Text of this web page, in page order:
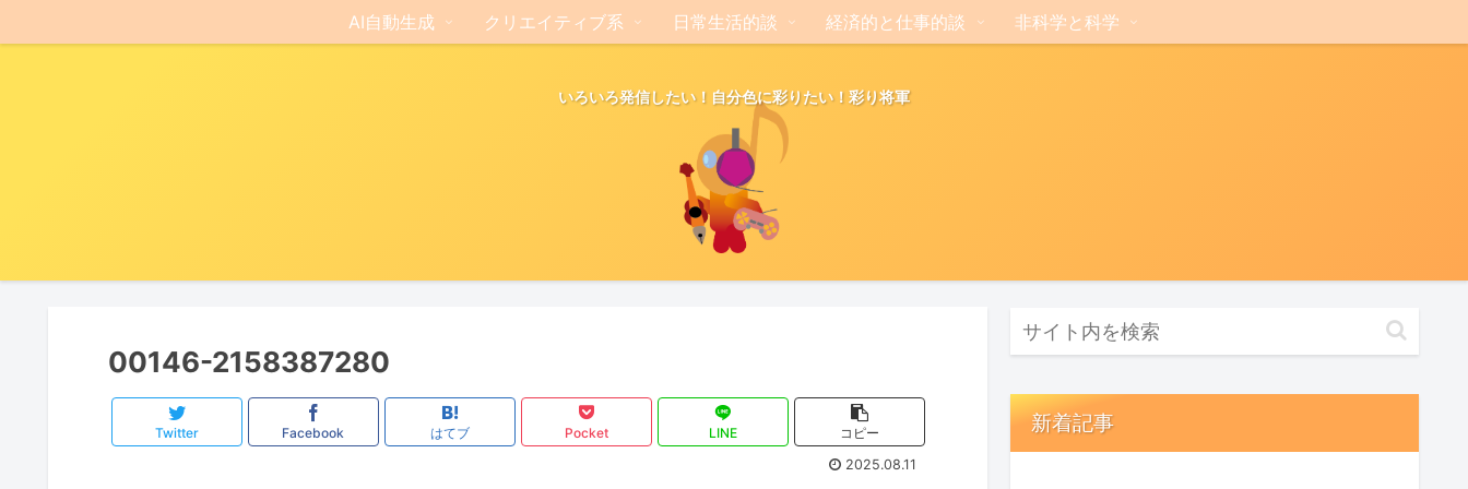
いろいろ発信したい！自分色に彩りたい！彩り将軍
AI自動生成 クリエイティブ系 日常生活的談 経済的と仕事的談 非科学と科学
00146-2158387280
Twitter Facebook はてブ Pocket LINE
コピー
2025.08.11
新着記事